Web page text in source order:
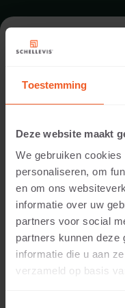
Toestemming
Deze website maakt
We gebruiken
personaliseren, om
en om ons
informatie over uw
partners voor social
partners kunnen deze
informatie die u aan
verzameld op basis
PUBLIC
Location:
Application:
Public realm
Photography:
Cees Rijnen
Products:
Large format slab
Block model
Corner model 370